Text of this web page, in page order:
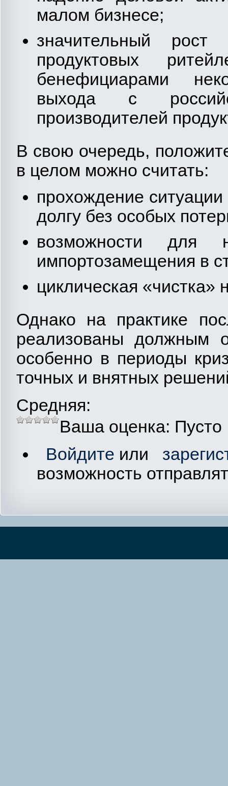
малом бизнесе;
значительный
продуктовых
бенефициарами
выхода с
производителей
В свою очередь,
в целом можно считать:
прохождение
долгу без особых
возможности для
импортозамещения в
циклическая
Однако на практике
реализованы должным
особенно в периоды
точных и внятных
Средняя:
Ваша оценка: Пусто
Войдите или
возможность